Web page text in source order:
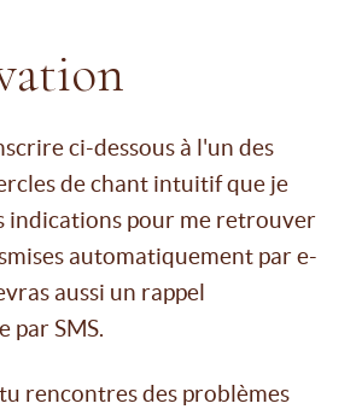
ci-dessous à l'un des
de chant intuitif que je
indications pour me retrouver
automatiquement par e-
aussi un rappel
par SMS.
rencontres des problèmes